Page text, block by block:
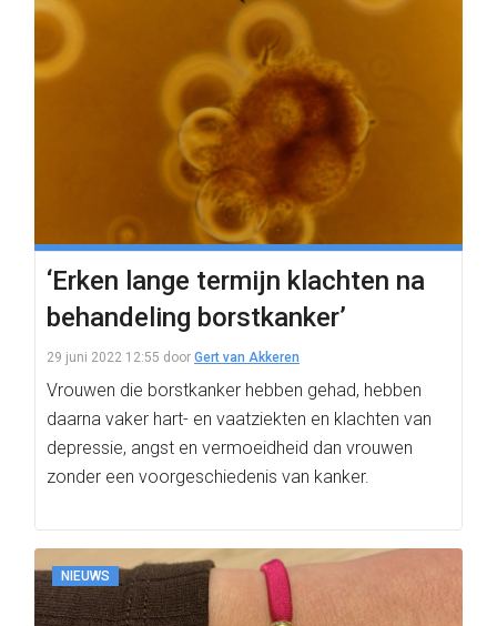
‘Erken lange termijn klachten na
behandeling borstkanker’
29 juni 2022 12:55 door Gert van Akkeren
Vrouwen die borstkanker hebben gehad, hebben
daarna vaker hart- en vaatziekten en klachten van
depressie, angst en vermoeidheid dan vrouwen
zonder een voorgeschiedenis van kanker.
NIEUWS